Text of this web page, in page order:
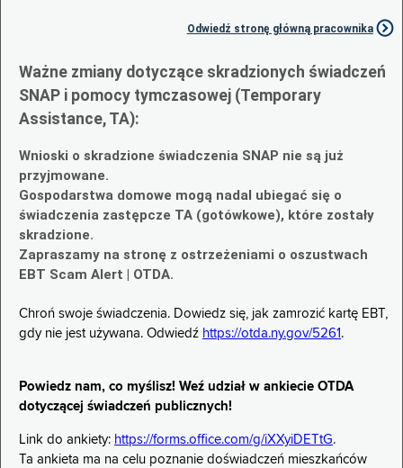
Odwiedź stronę główną pracownika
Ważne zmiany dotyczące skradzionych świadczeń
SNAP i pomocy tymczasowej (Temporary
Assistance, TA):
Wnioski o skradzione świadczenia SNAP nie są już
przyjmowane.
Gospodarstwa domowe mogą nadal ubiegać się o
świadczenia zastępcze TA (gotówkowe), które zostały
skradzione.
Zapraszamy na stronę z ostrzeżeniami o oszustwach
EBT Scam Alert | OTDA.
Chroń swoje świadczenia. Dowiedz się, jak zamrozić kartę EBT,
gdy nie jest używana. Odwiedź https://otda.ny.gov/5261 .
Powiedz nam, co myślisz! Weź udział w ankiecie OTDA
dotyczącej świadczeń publicznych!
Link do ankiety: https://forms.office.com/g/iXXyiDETtG.
Ta ankieta ma na celu poznanie doświadczeń mieszkańców